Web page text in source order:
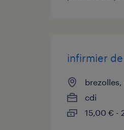
infirmier
cdi
15,00 € -